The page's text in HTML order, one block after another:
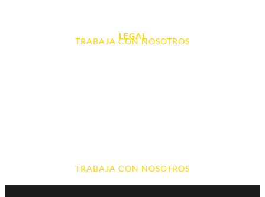
LEGAL
TRABAJA CON NOSOTROS
TRABAJA CON NOSOTROS